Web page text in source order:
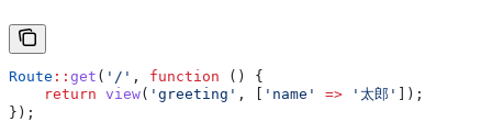
Route :: get ( '/' , function () {
    return
view( 'greeting' , [ 'name' => '太郎'
]);
});